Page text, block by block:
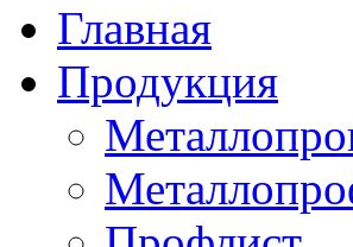
Главная
Продукция